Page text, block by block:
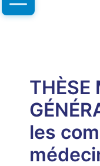
THÈSE
les